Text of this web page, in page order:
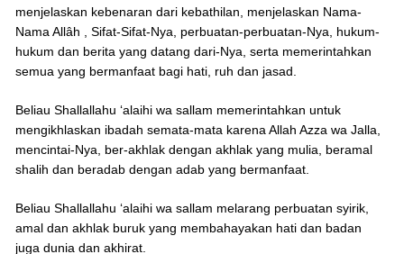
menjelaskan kebenaran dari kebathilan, menjelaskan Nama-
Nama Allâh , Sifat-Sifat-Nya, perbuatan-perbuatan-Nya, hukum-
hukum dan berita yang datang dari-Nya, serta memerintahkan
semua yang bermanfaat bagi hati, ruh dan jasad.
Beliau Shallallahu ‘alaihi wa sallam memerintahkan untuk
mengikhlaskan ibadah semata-mata karena Allah Azza wa Jalla,
mencintai-Nya, ber-akhlak dengan akhlak yang mulia, beramal
shalih dan beradab dengan adab yang bermanfaat.
Beliau Shallallahu ‘alaihi wa sallam melarang perbuatan syirik,
amal dan akhlak buruk yang membahayakan hati dan badan
juga dunia dan akhirat.